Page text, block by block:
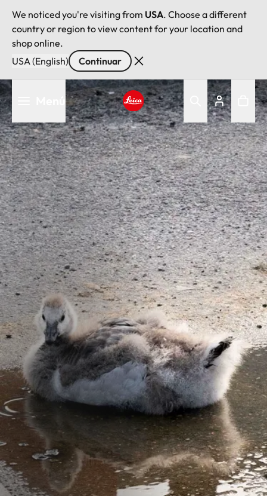
We noticed you're visiting from USA. Choose a different
country or region to view content for your location and
shop online.
USA (English)
Continuar
Pasar
al
contenido
principal
Leica logo - Home